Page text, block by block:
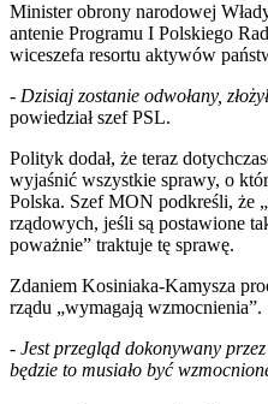
Minister obrony narodowej
antenie Programu I Polskiego
wiceszefa resortu aktywów
- Dzisiaj zostanie odwołany,
powiedział szef PSL.
Polityk dodał, że teraz
wyjaśnić wszystkie sprawy, o
Polska. Szef MON podkreśli, że
rządowych, jeśli są postawione
poważnie” traktuje tę sprawę.
Zdaniem Kosiniaka-Kamysza
rządu „wymagają wzmocnienia”.
- Jest przegląd dokonywany
będzie to musiało być